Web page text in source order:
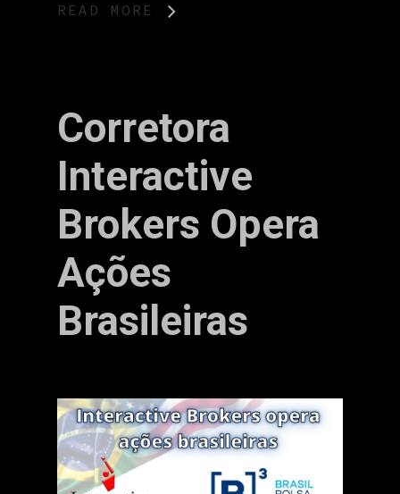
READ MORE
Corretora
Interactive
Brokers Opera
Ações
Brasileiras